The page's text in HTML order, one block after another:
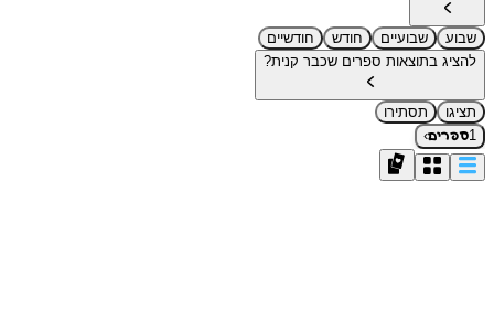
שבוע שבועיים חודש
חודשיים
להציג בתוצאות ספרים שכבר קנית?
תציגו
תסתירו
1ספרים›